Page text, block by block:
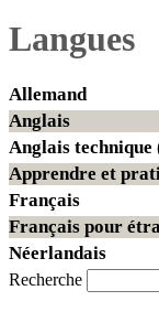
Langues
Allemand
Anglais
Anglais
Apprendre et
Français
Français pour
Néerlandais
Recherche